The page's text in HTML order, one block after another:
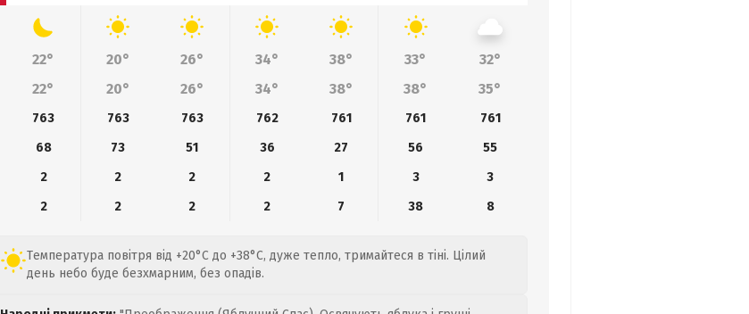
22° 20° 26° 34° 38° 33°
32°
22° 20° 26° 34° 38° 38° 35°
763 763 763 762 761 761
761
68 73 51 36 27 56
55
2 2 2 2 1 3
3
2 2 2 2 7 38 8
Температура повітря від +20°C до +38°C, дуже тепло, тримайтеся в тіні. Цілий
день небо буде безхмарним, без опадів.